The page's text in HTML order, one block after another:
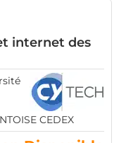
internet des
CEDEX